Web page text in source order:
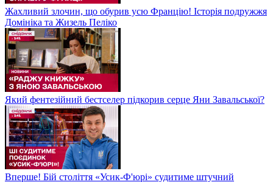
Жахливий злочин, що обурив усю Францію! Історія подружжя
Домініка та Жизель Пеліко
Який фентезійний бестселер підкорив серце Яни Завальської?
Вперше! Бій століття «Усик-Ф'юрі» судитиме штучний